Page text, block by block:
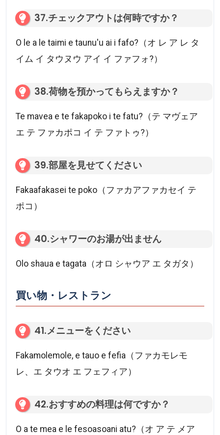
37.チェックアウトは何時ですか？
O le a le taimi e taunu'u ai i fafo?（オ レ ア レ タ
イム イ タウヌウ アイ イ ファフォ?）
38.荷物を預かってもらえますか？
Te mavea e te fakapoko i te fatu?（テ マヴェア
エ テ ファカポコ イ テ ファトゥ?）
39.部屋を見せてください
Fakaafakasei te poko（ファカアファカセイ テ
ポコ）
40.シャワーのお湯が出ません
Olo shaua e tagata（オロ シャウア エ タガタ）
買い物・レストラン
41.メニューをください
Fakamolemole, e tauo e fefia（ファカモレモ
レ、エ タウオ エ フェフィア）
42.おすすめの料理は何ですか？
O a te mea e le fesoasoani atu?（オ ア テ メア